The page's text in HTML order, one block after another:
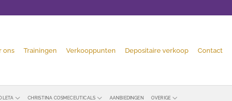
ons Trainingen Verkooppunten Depositaire verkoop Contact
CHRISTINA COSMECEUTICALS AANBIEDINGEN OVERIGE